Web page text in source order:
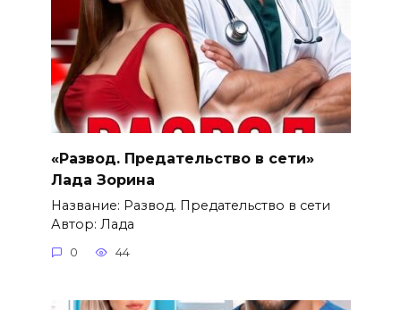
«Развод. Предательство в сети»
Лада Зорина
Название: Развод. Предательство в сети
Автор: Лада
0 44